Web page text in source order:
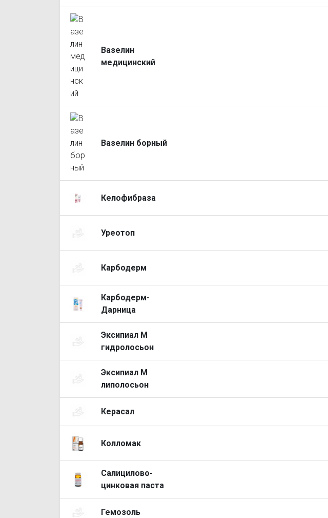
Вазелин
медицинский
Вазелин борный
Келофибраза
Уреотоп
Карбодерм
Карбодерм-
Дарница
Эксипиал М
гидролосьон
Эксипиал М
липолосьон
Керасал
Колломак
Салицилово-
цинковая паста
Гемозоль